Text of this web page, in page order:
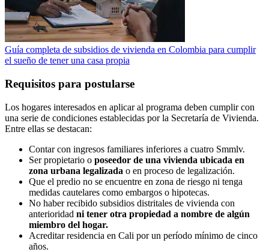
Guía completa de subsidios de vivienda en Colombia para cumplir
el sueño de tener una casa propia
Requisitos para postularse
Los hogares interesados en aplicar al programa deben cumplir con
una serie de condiciones establecidas por la Secretaría de Vivienda.
Entre ellas se destacan:
Contar con ingresos familiares inferiores a cuatro Smmlv.
Ser propietario o poseedor de una vivienda ubicada en
zona urbana legalizada o en proceso de legalización.
Que el predio no se encuentre en zona de riesgo ni tenga
medidas cautelares como embargos o hipotecas.
No haber recibido subsidios distritales de vivienda con
anterioridad ni tener otra propiedad a nombre de algún
miembro del hogar.
Acreditar residencia en Cali por un período mínimo de cinco
años.